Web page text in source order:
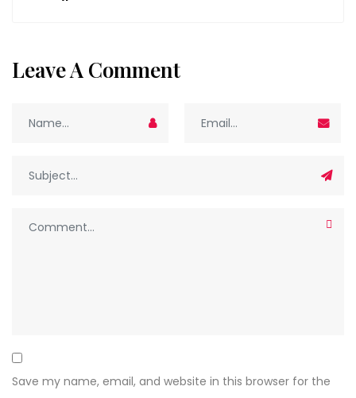
Leave A Comment
Save my name, email, and website in this browser for the